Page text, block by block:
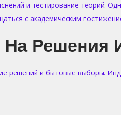
и тестирование теорий.
с академическим
Решения
решений и бытовые выборы.